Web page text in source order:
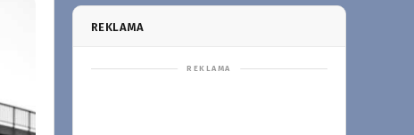
REKLAMA